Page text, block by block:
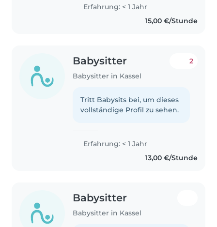
Erfahrung: < 1 Jahr
15,00 €/Stunde
Babysitter
Babysitter in Kassel
2
Tritt Babysits bei, um dieses
vollständige Profil zu sehen.
Erfahrung: < 1 Jahr
13,00 €/Stunde
Babysitter
Babysitter in Kassel